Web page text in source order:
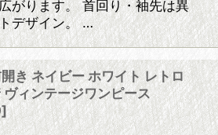
がります。 首回り・袖先は異
デザイン。 …
き ネイビー ホワイト レトロ
ィンテージワンピース
]